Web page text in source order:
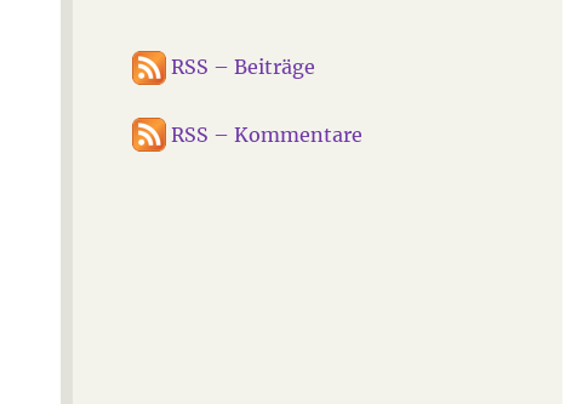
RSS – Beiträge
RSS – Kommentare